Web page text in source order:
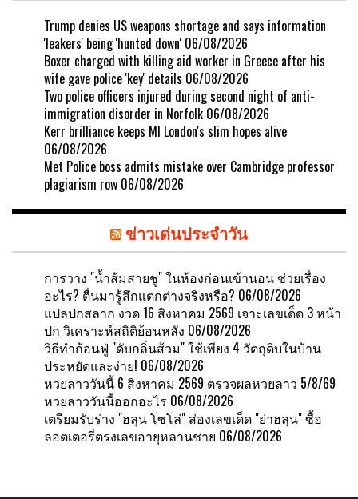
Trump denies US weapons shortage and says information
'leakers' being 'hunted down' 06/08/2026
Boxer charged with killing aid worker in Greece after his
wife gave police 'key' details 06/08/2026
Two police officers injured during second night of anti-
immigration disorder in Norfolk 06/08/2026
Kerr brilliance keeps MI London's slim hopes alive
06/08/2026
Met Police boss admits mistake over Cambridge professor
plagiarism row 06/08/2026
ข่าวเด่นประจำวัน
การวาง "น้ำส้มสายชู" ในห้องก่อนเข้านอน ช่วยเรื่อง
อะไร? ตื่นมารู้สึกแตกต่างจริงหรือ? 06/08/2026
แปลปกสลาก งวด 16 สิงหาคม 2569 เจาะเลขเด็ด 3 หน้า
ปก วิเคราะห์สถิติย้อนหลัง 06/08/2026
วิธีทำก้อนฟู่ "ดับกลิ่นส้วม" ใช้เพียง 4 วัตถุดิบในบ้าน
ประหยัดและง่าย! 06/08/2026
หวยลาววันนี้ 6 สิงหาคม 2569 ตรวจผลหวยลาว 5/8/69
หวยลาววันนี้ออกอะไร 06/08/2026
เตรียมรับร่าง "ฮลุน โซโล่" ส่องเลขเด็ด "ย่าฮลุน" ซื้อ
ลอตเตอรี่ตรงเลขอายุหลานชาย 06/08/2026